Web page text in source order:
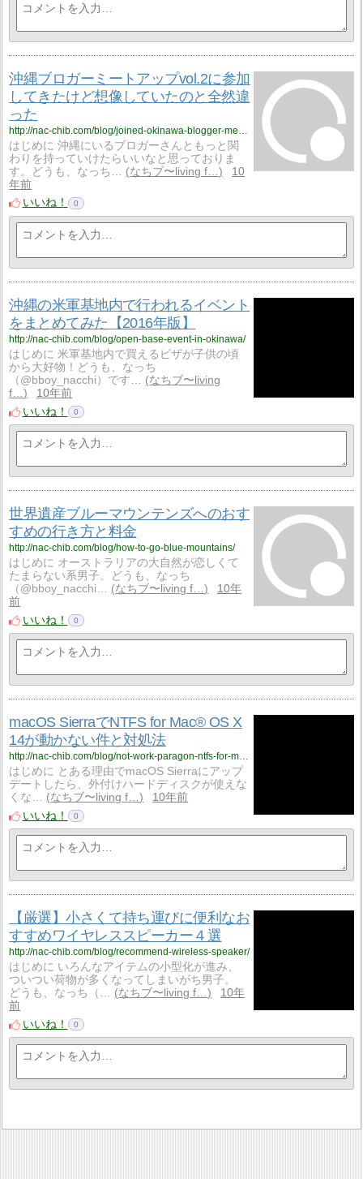
沖縄ブロガーミートアップvol.2に参加
してきたけど想像していたのと全然違
った
http://nac-chib.com/blog/joined-okinawa-blogger-meetup2/
はじめに 沖縄にいるブロガーさんともっと関
わりを持っていけたらいいなと思っておりま
す。どうも、なっち…
なちブ〜living f…
10
年前
いいね！
0
沖縄の米軍基地内で行われるイベント
をまとめてみた【2016年版】
http://nac-chib.com/blog/open-base-event-in-okinawa/
はじめに 米軍基地内で買えるピザが子供の頃
から大好物！どうも、なっち
（@bboy_nacchi）です…
なちブ〜living
f…
10年前
いいね！
0
世界遺産ブルーマウンテンズへのおす
すめの行き方と料金
http://nac-chib.com/blog/how-to-go-blue-mountains/
はじめに オーストラリアの大自然が恋しくて
たまらない系男子。どうも、なっち
（@bboy_nacchi…
なちブ〜living f…
10年
前
いいね！
0
macOS SierraでNTFS for Mac® OS X
14が動かない件と対処法
http://nac-chib.com/blog/not-work-paragon-ntfs-for-mac14-on-mac-os-sierra/
はじめに とある理由でmacOS Sierraにアップ
デートしたら、外付けハードディスクが使えな
くな…
なちブ〜living f…
10年前
いいね！
0
【厳選】小さくて持ち運びに便利なお
すすめワイヤレススピーカー４選
http://nac-chib.com/blog/recommend-wireless-speaker/
はじめに いろんなアイテムの小型化が進み、
ついつい荷物が多くなってしまいがち男子。
どうも、なっち（…
なちブ〜living f…
10年
前
いいね！
0